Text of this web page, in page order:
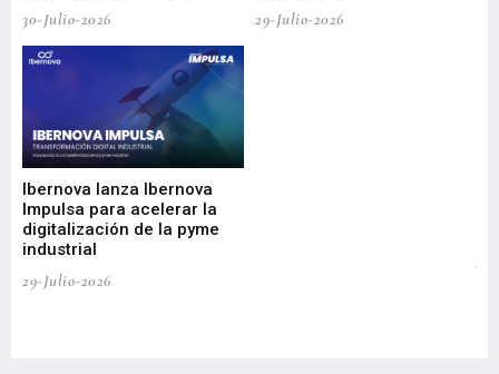
30-Julio-2026
29-Julio-2026
Ibernova lanza Ibernova
Impulsa para acelerar la
digitalización de la pyme
industrial
29-Julio-2026